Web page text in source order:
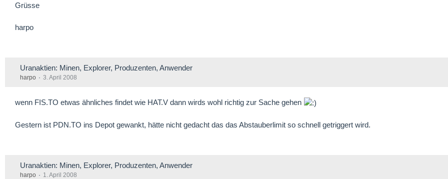
Grüsse
harpo
Uranaktien: Minen, Explorer, Produzenten, Anwender
harpo 3. April 2008
wenn FIS.TO etwas ähnliches findet wie HAT.V dann wirds wohl richtig zur Sache gehen
Gestern ist PDN.TO ins Depot gewankt, hätte nicht gedacht das das Abstauberlimit so schnell getriggert wird.
Uranaktien: Minen, Explorer, Produzenten, Anwender
harpo 1. April 2008